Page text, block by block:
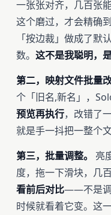
一张张对齐，几百张
这个磨过，才会精确
「按边裁」做成了默
数。 这不是我聪明，
第二，映射文件批量改
个「旧名,新名」，
预览再执行，改错了
就是手一抖把一整个
第三，批量调整。
亮
度，拖一下滑块，几
看前后对比——不是调
时候就看着它变。这